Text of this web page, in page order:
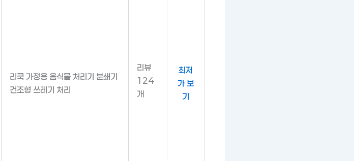
리쿡 가정용 음식물 처리기 분쇄기
건조형 쓰레기 처리
리뷰
124
개
최저
가 보
기